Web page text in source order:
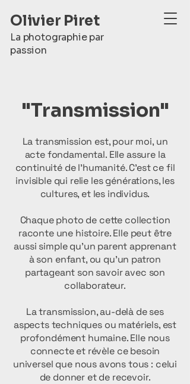
Olivier Piret
La photographie par
passion
"Transmission"
La transmission est, pour moi, un
acte fondamental. Elle assure la
continuité de l’humanité. C’est ce fil
invisible qui relie les générations, les
cultures, et les individus.
Chaque photo de cette collection
raconte une histoire. Elle peut être
aussi simple qu’un parent apprenant
à son enfant, ou qu’un patron
partageant son savoir avec son
collaborateur.
La transmission, au-delà de ses
aspects techniques ou matériels, est
profondément humaine. Elle nous
connecte et révèle ce besoin
universel que nous avons tous : celui
de donner et de recevoir.